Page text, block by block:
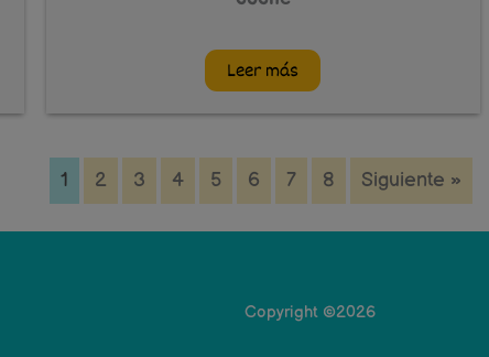
Leer más
1 2 3 4 5 6 7 8 Siguiente »
Copyright ©2026